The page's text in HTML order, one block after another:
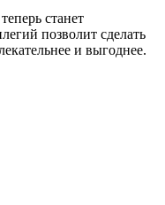
станет
позволит сделать
и выгоднее.